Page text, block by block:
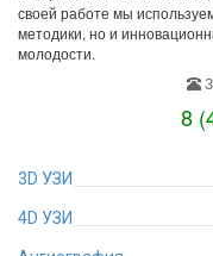
своей работе мы
методики, но и
молодости.
8
3D УЗИ
4D УЗИ